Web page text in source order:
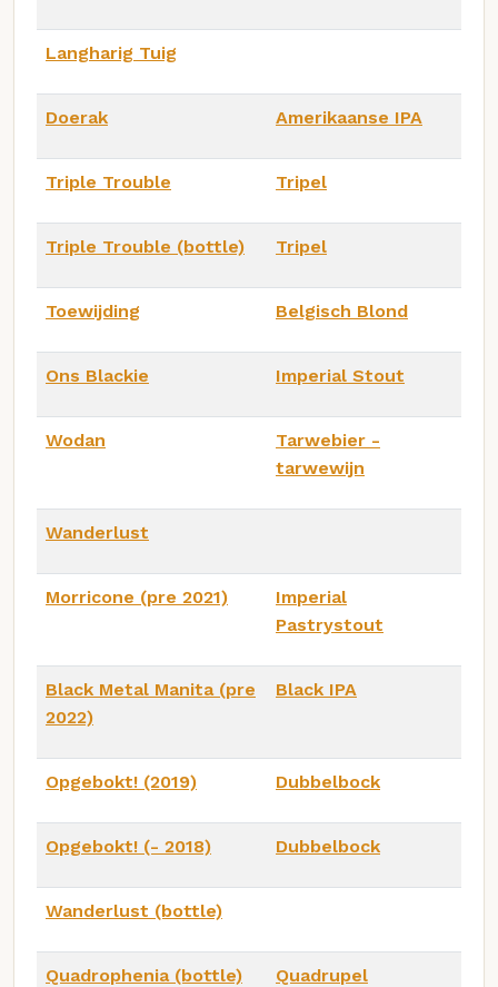
Langharig Tuig
Doerak Amerikaanse IPA
Triple Trouble Tripel
Triple Trouble (bottle) Tripel
Toewijding Belgisch Blond
Ons Blackie Imperial Stout
Wodan
Tarwebier -
tarwewijn
Wanderlust
Morricone (pre 2021)
Imperial
Pastrystout
Black Metal Manita (pre
2022)
Black IPA
Opgebokt! (2019) Dubbelbock
Opgebokt! (- 2018) Dubbelbock
Wanderlust (bottle)
Quadrophenia (bottle) Quadrupel